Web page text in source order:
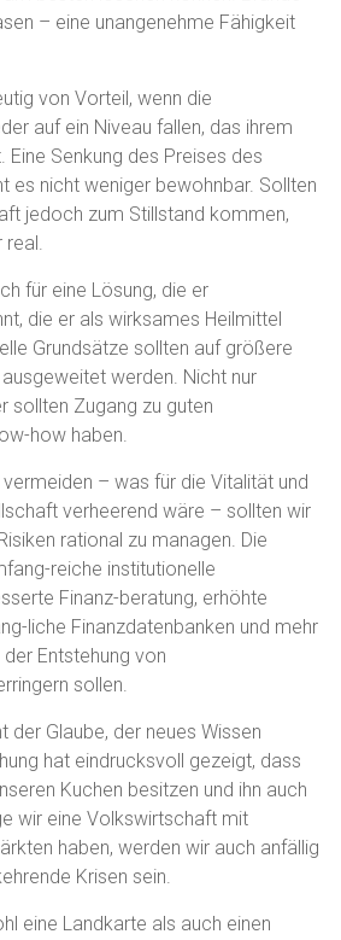
– eine unangenehme Fähigkeit
von Vorteil, wenn die
auf ein Niveau fallen, das ihrem
Eine Senkung des Preises des
es nicht weniger bewohnbar. Sollten
jedoch zum Stillstand kommen,
real.
für eine Lösung, die er
die er als wirksames Heilmittel
Grundsätze sollten auf größere
werden. Nicht nur
sollten Zugang zu guten
how haben.
– was für die Vitalität und
verheerend wäre – sollten wir
rational zu managen. Die
reiche institutionelle
Finanz-beratung, erhöhte
liche Finanzdatenbanken und mehr
Entstehung von
sollen.
der Glaube, der neues Wissen
hat eindrucksvoll gezeigt, dass
Kuchen besitzen und ihn auch
wir eine Volkswirtschaft mit
haben, werden wir auch anfällig
Krisen sein.
eine Landkarte als auch einen